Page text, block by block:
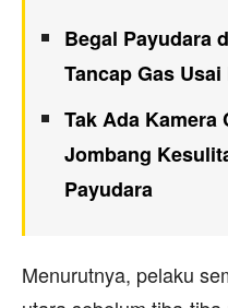
Begal Payudara
Tancap Gas
Tak Ada Kamera
Jombang
Payudara
Menurutnya, pelaku